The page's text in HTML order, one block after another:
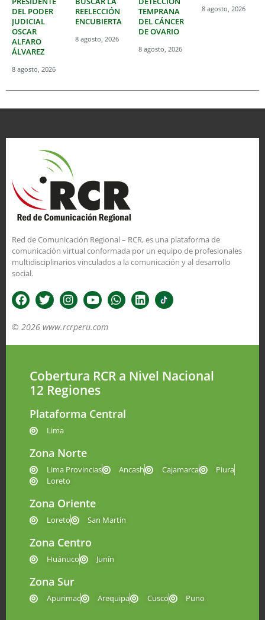
DEL PODER
JUDICIAL
OSCAR
ALFARO
ÁLVAREZ
8 agosto, 2026
REELECCIÓN
ENCUBIERTA
8 agosto, 2026
TEMPRANA
DEL CÁNCER
DE OVARIO
8 agosto, 2026
8 agosto, 2026
Red de Comunicación Regional – RCR, es una plataforma de
comunicación virtual conformada por un equipo de profesionales
multidisciplinarios vinculados a la comunicación y al desarrollo
social.
© 2026 www.rcrperu.com
Cobertura RCR a Nivel Nacional
12 Regiones
Plataforma Central
Lima
Zona Norte
Lima Provincias Ancash Cajamarca
Piura
Loreto
Zona Oriente
Loreto San Martín
Zona Centro
Huánuco Junín
Zona Sur
Apurimac Arequipa Cusco Puno